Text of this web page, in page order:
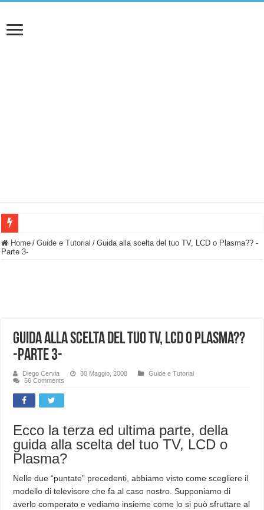
BASTA FATICARE! Questo robot tagliaerba lo appoggi e fa tutto lui! (Senza
Cecotec Millor, recensione della mountain bike elettrica biammortizzata.
Chi l’ha detto che gli Open-Ear suonano male? Recensione EarFun Clip 2
BENKS OMNIWARRIOR: Più di un semplice vetro temperato!
Brondi Amico Vero 4G: Focus su SOS, sicurezza e controllo da remoto.
Home / Guide e Tutorial / Guida alla scelta del tuo TV, LCD o Plasma?? -
Parte 3-
Guida alla scelta del tuo TV, LCD o Plasma??
-Parte 3-
Diego Cervia 30 Maggio, 2008
Guide e Tutorial
56 Comments
Ecco la terza ed ultima parte, della
guida alla scelta del tuo TV, LCD o
Plasma?
Nelle due “puntate” precedenti, abbiamo visto come scegliere il
modello di televisore che fa al caso nostro. Supponiamo di
averlo comperato e vediamo insieme come lo si può sfruttare al